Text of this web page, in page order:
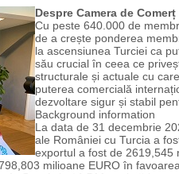
Despre Camera de
Cu peste 640.000 de
de a crește ponderea
la ascensiunea Turciei ca
său crucial în ceea ce
structurale și actuale cu
puterea comercială
dezvoltare sigur și stabil
Background information
La data de 31 decembrie
ale României cu Turcia a
exportul a fost de 2619,545
milioane EURO în